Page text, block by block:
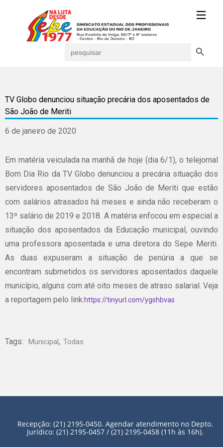
for:
TV Globo denunciou situação precária dos aposentados de
São João de Meriti
6 de janeiro de 2020
Em matéria veiculada na manhã de hoje (dia 6/1), o telejornal
Bom Dia Rio da TV Globo denunciou a precária situação dos
servidores aposentados de São João de Meriti que estão
com salários atrasados há meses e ainda não receberam o
13º salário de 2019 e 2018. A matéria enfocou em especial a
situação dos aposentados da Educação municipal, ouvindo
uma professora aposentada e uma diretora do Sepe Meriti.
As duas expuseram a situação de penúria a que se
encontram submetidos os servidores aposentados daquele
município, alguns com até oito meses de atraso salarial. Veja
a reportagem pelo link:https://tinyurl.com/ygshbvas
Tags: Municipal, Todas
Recepção: (21) 2195-0450. Agendar atendimento no Depto.
Jurídico: (21) 2195-0457 / (21) 2195-0458 (11h às 16h).